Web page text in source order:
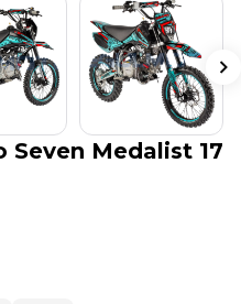
Medalist 17